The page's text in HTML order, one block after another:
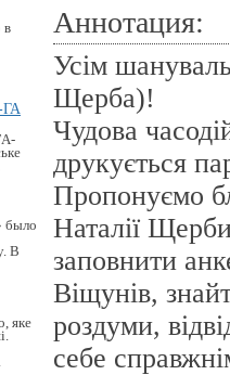
в
было
В
яке
Аннотация:
Усім
Щерба)!
Чудова
друкується
Пропонуємо
Наталії
заповнити
Віщунів,
роздуми,
себе